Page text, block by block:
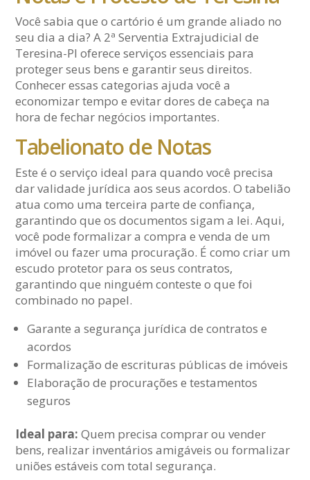
Você sabia que o cartório é um grande aliado no
seu dia a dia? A 2ª Serventia Extrajudicial de
Teresina-PI oferece serviços essenciais para
proteger seus bens e garantir seus direitos.
Conhecer essas categorias ajuda você a
economizar tempo e evitar dores de cabeça na
hora de fechar negócios importantes.
Tabelionato de Notas
Este é o serviço ideal para quando você precisa
dar validade jurídica aos seus acordos. O tabelião
atua como uma terceira parte de confiança,
garantindo que os documentos sigam a lei. Aqui,
você pode formalizar a compra e venda de um
imóvel ou fazer uma procuração. É como criar um
escudo protetor para os seus contratos,
garantindo que ninguém conteste o que foi
combinado no papel.
Garante a segurança jurídica de contratos e
acordos
Formalização de escrituras públicas de imóveis
Elaboração de procurações e testamentos
seguros
Ideal para: Quem precisa comprar ou vender
bens, realizar inventários amigáveis ou formalizar
uniões estáveis com total segurança.